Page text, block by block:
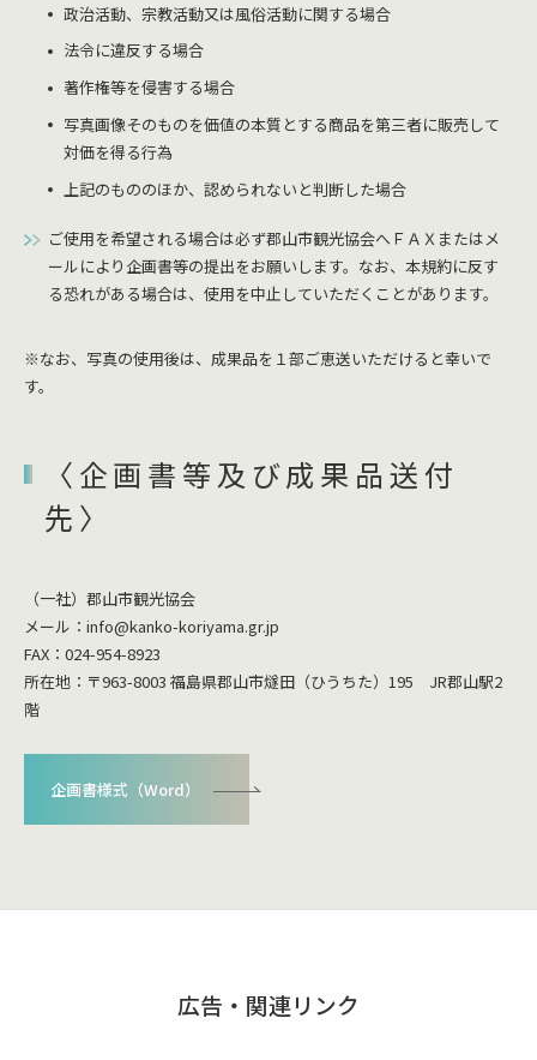
政治活動、宗教活動又は風俗活動に関する場合
法令に違反する場合
著作権等を侵害する場合
写真画像そのものを価値の本質とする商品を第三者に販売して
対価を得る行為
上記のもののほか、認められないと判断した場合
ご使用を希望される場合は必ず郡山市観光協会へＦＡＸまたはメ
ールにより企画書等の提出をお願いします。なお、本規約に反す
る恐れがある場合は、使用を中止していただくことがあります。
※なお、写真の使用後は、成果品を１部ご恵送いただけると幸いで
す。
〈企画書等及び成果品送付
先〉
（一社）郡山市観光協会
メール： info@kanko-koriyama.gr.jp
FAX：024-954-8923
所在地：〒963-8003 福島県郡山市燧田（ひうちた）195 JR郡山駅2
階
企画書様式（Word）
広告・関連リンク